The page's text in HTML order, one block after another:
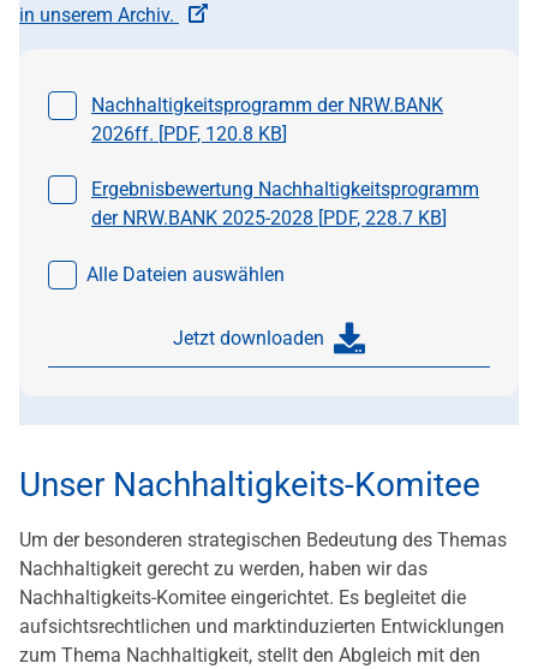
in unserem Archiv.
Datei auswählen
Nachhaltigkeitsprogramm der NRW.BANK
2026ff. [PDF, 120.8 KB]
Datei auswählen
Ergebnisbewertung Nachhaltigkeitsprogramm
der NRW.BANK 2025-2028 [PDF, 228.7 KB]
Alle Dateien auswählen
Jetzt downloaden
Unser Nachhaltigkeits-Komitee
Um der besonderen strategischen Bedeutung des Themas
Nachhaltigkeit gerecht zu werden, haben wir das
Nachhaltigkeits-Komitee eingerichtet. Es begleitet die
aufsichtsrechtlichen und marktinduzierten Entwicklungen
zum Thema Nachhaltigkeit, stellt den Abgleich mit den